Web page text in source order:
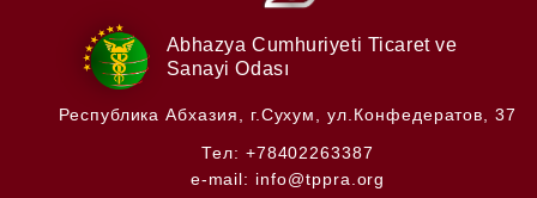
Abhazya Cumhuriyeti Ticaret ve
Sanayi Odası
Республика Абхазия,
г.Сухум, ул.Конфедератов, 37
Тел: +78402263387
e-mail: info@tppra.org